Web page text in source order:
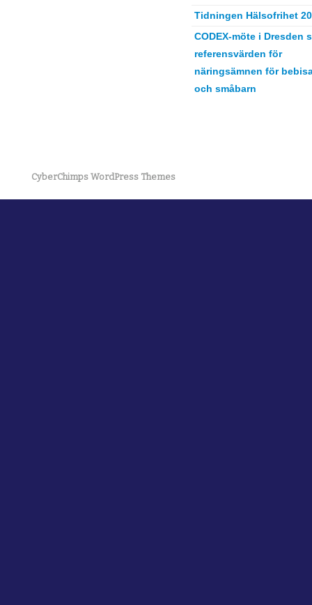
Tidningen Hälsofrihet
CODEX-möte i Dresden
referensvärden för
näringsämnen för
och småbarn
CyberChimps WordPress Themes